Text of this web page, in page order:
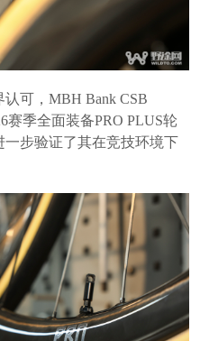
可，MBH Bank CSB
赛季全面装备PRO PLUS轮
步验证了其在竞技环境下